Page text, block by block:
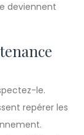
deviennent
le.
repérer les